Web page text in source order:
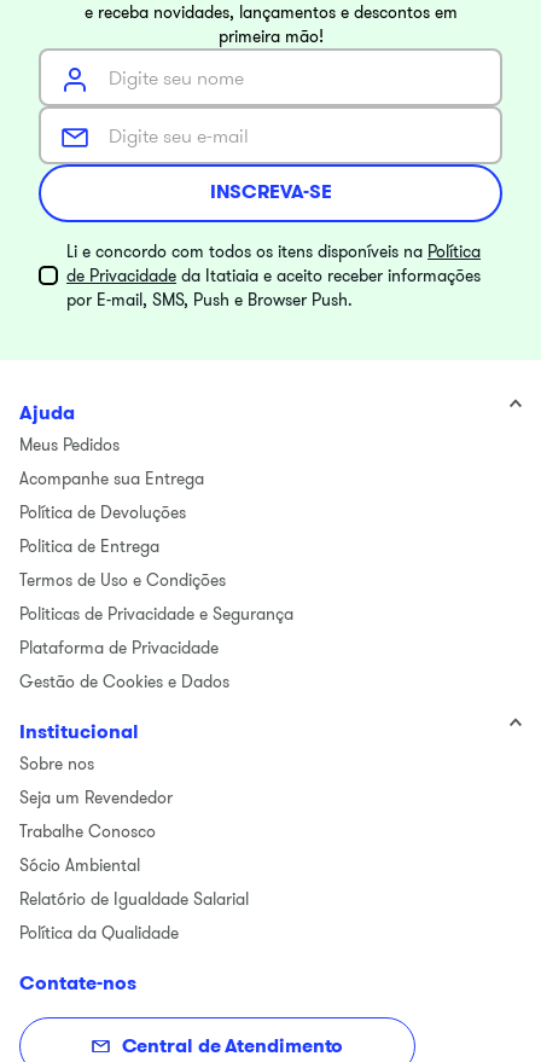
e receba novidades, lançamentos e descontos em
primeira mão!
INSCREVA-SE
Li e concordo com todos os itens disponíveis na Política
de Privacidade da Itatiaia e aceito receber informações
por E-mail, SMS, Push e Browser Push.
Ajuda
Meus Pedidos
Acompanhe sua Entrega
Política de Devoluções
Politica de Entrega
Termos de Uso e Condições
Politicas de Privacidade e Segurança
Plataforma de Privacidade
Gestão de Cookies e Dados
Institucional
Sobre nos
Seja um Revendedor
Trabalhe Conosco
Sócio Ambiental
Relatório de Igualdade Salarial
Política da Qualidade
Contate-nos
Central de Atendimento